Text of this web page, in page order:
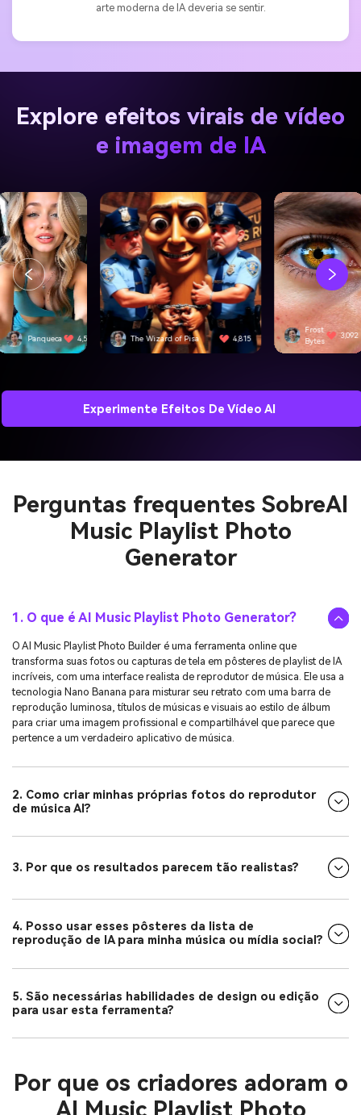
arte moderna de IA deveria se sentir.
Explore efeitos virais de vídeo
e imagem de IA
Wizard of Pisa 4,815
Frost
Bytes
3,092 SwiftEdge
Experimente Efeitos De Vídeo AI
Perguntas frequentes SobreAI
Music Playlist Photo
Generator
1. O que é AI Music Playlist Photo Generator?
O AI Music Playlist Photo Builder é uma ferramenta online que
transforma suas fotos ou capturas de tela em pôsteres de playlist de IA
incríveis, com uma interface realista de reprodutor de música. Ele usa a
tecnologia Nano Banana para misturar seu retrato com uma barra de
reprodução luminosa, títulos de músicas e visuais ao estilo de álbum
para criar uma imagem profissional e compartilhável que parece que
pertence a um verdadeiro aplicativo de música.
2. Como criar minhas próprias fotos do reprodutor
de música AI?
3. Por que os resultados parecem tão realistas?
4. Posso usar esses pôsteres da lista de
reprodução de IA para minha música ou mídia social?
5. São necessárias habilidades de design ou edição
para usar esta ferramenta?
Por que os criadores adoram o
AI Music Playlist Photo